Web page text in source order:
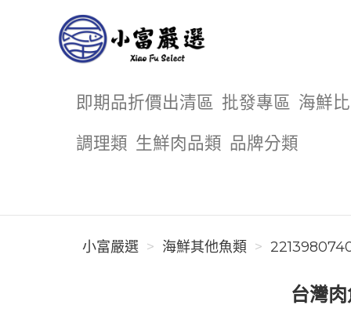
即期品折價出清區 批發專區 海鮮
調理類 生鮮肉品類 品牌分類
小富嚴選 海鮮其他魚類
台灣